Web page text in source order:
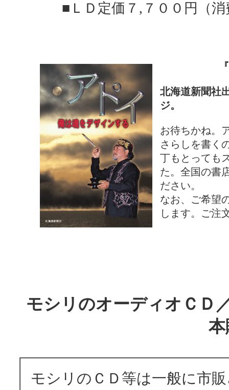
■ＬＤ定価７,７００円（
北海道新聞社
ジ。
お待ちかね。
さらしを書く
丁もとっても
た。全国の書
ださい。
なお、ご希望
します。ご注
モシリのオーディオＣＤ
本
モシリのＣＤ等は一般に市